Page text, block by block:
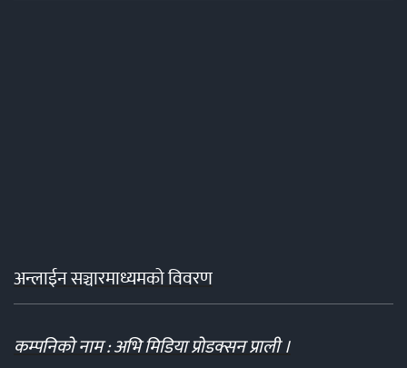
अन्लाईन सञ्चारमाध्यमको विवरण
कम्पनिको नाम : अभि मिडिया प्रोडक्सन प्राली ।